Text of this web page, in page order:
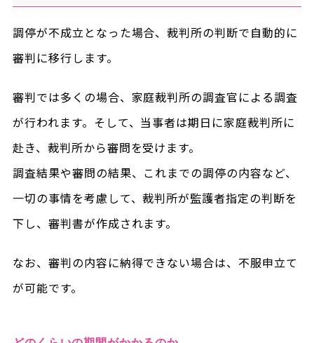
調停が不成立となった場合、裁判所の判断で自動的に
審判に移行します。
審判では多くの場合、家庭裁判所の調査官による調査
が行われます。そして、当事者は期日に家庭裁判所に
赴き、裁判所から審問を受けます。
調査結果や審問の結果、これまでの調停の内容など、
一切の事情を考慮して、裁判所が監護者指定の判断を
下し、審判書が作成されます。
なお、審判の内容に納得できない場合は、不服申立て
が可能です。